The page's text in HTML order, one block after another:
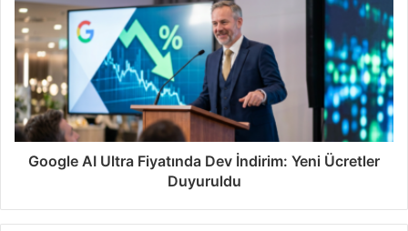
Google AI Ultra Fiyatında Dev İndirim: Yeni Ücretler
Duyuruldu